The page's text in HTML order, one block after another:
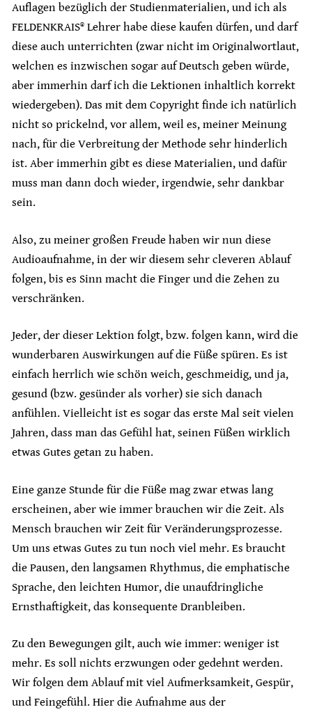
Auflagen bezüglich der Studienmaterialien, und ich als
FELDENKRAIS® Lehrer habe diese kaufen dürfen, und darf
diese auch unterrichten (zwar nicht im Originalwortlaut,
welchen es inzwischen sogar auf Deutsch geben würde,
aber immerhin darf ich die Lektionen inhaltlich korrekt
wiedergeben). Das mit dem Copyright finde ich natürlich
nicht so prickelnd, vor allem, weil es, meiner Meinung
nach, für die Verbreitung der Methode sehr hinderlich
ist. Aber immerhin gibt es diese Materialien, und dafür
muss man dann doch wieder, irgendwie, sehr dankbar
sein.
Also, zu meiner großen Freude haben wir nun diese
Audioaufnahme, in der wir diesem sehr cleveren Ablauf
folgen, bis es Sinn macht die Finger und die Zehen zu
verschränken.
Jeder, der dieser Lektion folgt, bzw. folgen kann, wird die
wunderbaren Auswirkungen auf die Füße spüren. Es ist
einfach herrlich wie schön weich, geschmeidig, und ja,
gesund (bzw. gesünder als vorher) sie sich danach
anfühlen. Vielleicht ist es sogar das erste Mal seit vielen
Jahren, dass man das Gefühl hat, seinen Füßen wirklich
etwas Gutes getan zu haben.
Eine ganze Stunde für die Füße mag zwar etwas lang
erscheinen, aber wie immer brauchen wir die Zeit. Als
Mensch brauchen wir Zeit für Veränderungsprozesse.
Um uns etwas Gutes zu tun noch viel mehr. Es braucht
die Pausen, den langsamen Rhythmus, die emphatische
Sprache, den leichten Humor, die unaufdringliche
Ernsthaftigkeit, das konsequente Dranbleiben.
Zu den Bewegungen gilt, auch wie immer: weniger ist
mehr. Es soll nichts erzwungen oder gedehnt werden.
Wir folgen dem Ablauf mit viel Aufmerksamkeit, Gespür,
und Feingefühl. Hier die Aufnahme aus der